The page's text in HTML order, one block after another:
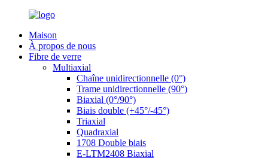
Maison
À propos de nous
Fibre de verre
Multiaxial
Chaîne unidirectionnelle (0°)
Trame unidirectionnelle (90°)
Biaxial (0°/90°)
Biais double (+45°/-45°)
Triaxial
Quadraxial
1708 Double biais
E-LTM2408 Biaxial